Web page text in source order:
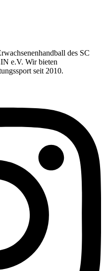
des SC
e.V. Wir bieten
seit 2010.